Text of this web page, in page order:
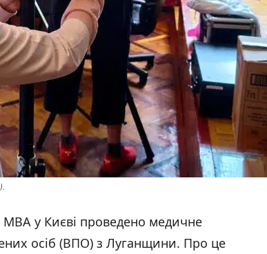
МВА у Києві проведено медичне
осіб (ВПО) з Луганщини. Про це